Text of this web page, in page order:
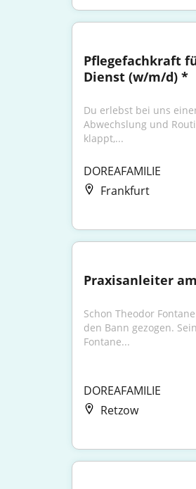
Pflegefachkraft
Dienst (w/m/d) *
Du erlebst bei uns
Abwechslung und
klappt,...
DOREAFAMILIE
Frankfurt
Praxisanleiter
Schon Theodor
den Bann gezogen.
Fontane...
DOREAFAMILIE
Retzow